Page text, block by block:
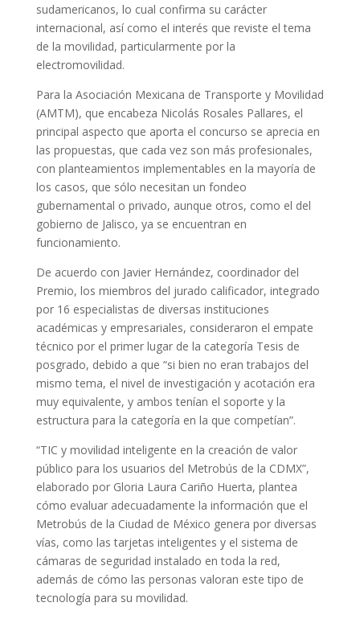
sudamericanos, lo cual confirma su carácter
internacional, así como el interés que reviste el tema
de la movilidad, particularmente por la
electromovilidad.
Para la Asociación Mexicana de Transporte y Movilidad
(AMTM), que encabeza Nicolás Rosales Pallares, el
principal aspecto que aporta el concurso se aprecia en
las propuestas, que cada vez son más profesionales,
con planteamientos implementables en la mayoría de
los casos, que sólo necesitan un fondeo
gubernamental o privado, aunque otros, como el del
gobierno de Jalisco, ya se encuentran en
funcionamiento.
De acuerdo con Javier Hernández, coordinador del
Premio, los miembros del jurado calificador, integrado
por 16 especialistas de diversas instituciones
académicas y empresariales, consideraron el empate
técnico por el primer lugar de la categoría Tesis de
posgrado, debido a que “si bien no eran trabajos del
mismo tema, el nivel de investigación y acotación era
muy equivalente, y ambos tenían el soporte y la
estructura para la categoría en la que competían”.
“TIC y movilidad inteligente en la creación de valor
público para los usuarios del Metrobús de la CDMX”,
elaborado por Gloria Laura Cariño Huerta, plantea
cómo evaluar adecuadamente la información que el
Metrobús de la Ciudad de México genera por diversas
vías, como las tarjetas inteligentes y el sistema de
cámaras de seguridad instalado en toda la red,
además de cómo las personas valoran este tipo de
tecnología para su movilidad.